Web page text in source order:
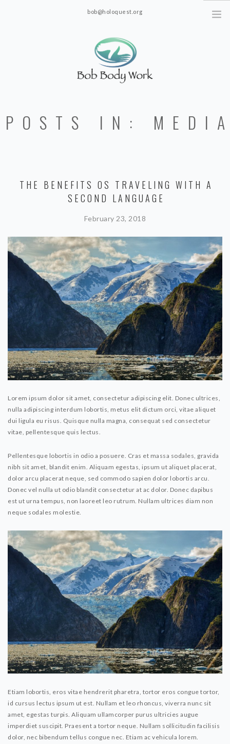
bob@holoquest.org
POSTS IN:
THE BENEFITS OS TRAVELING WITH A
SECOND LANGUAGE
February 23, 2018
Lorem ipsum dolor sit amet, consectetur adipiscing elit. Donec ultrices,
nulla adipiscing interdum lobortis, metus elit dictum orci, vitae aliquet
dui ligula eu risus. Quisque nulla magna, consequat sed consectetur
vitae, pellentesque quis lectus.
Pellentesque lobortis in odio a posuere. Cras et massa sodales, gravida
nibh sit amet, blandit enim. Aliquam egestas, ipsum ut aliquet placerat,
dolor arcu placerat neque, sed commodo sapien dolor lobortis arcu.
Donec vel nulla ut odio blandit consectetur at ac dolor. Donec dapibus
est ut urna tempus, non laoreet leo rutrum. Nullam ultrices diam non
neque sodales molestie.
Etiam lobortis, eros vitae hendrerit pharetra, tortor eros congue tortor,
id cursus lectus ipsum ut est. Nullam et leo rhoncus, viverra nunc sit
amet, egestas turpis. Aliquam ullamcorper purus ultricies augue
imperdiet suscipit. Praesent a tortor neque. Nullam sollicitudin facilisis
dolor, nec bibendum tellus congue nec. Etiam ac vehicula lorem.